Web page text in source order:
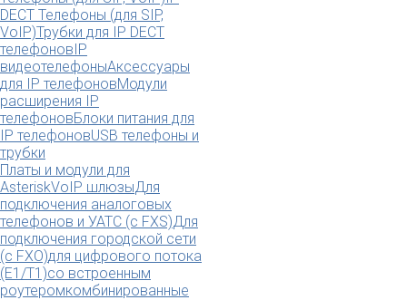
DECT Телефоны (для SIP,
VoIP)Трубки для IP DECT
телефоновIP
видеотелефоныАксессуары
для IP телефоновМодули
расширения IP
телефоновБлоки питания для
IP телефоновUSB телефоны и
трубки
Платы и модули для
AsteriskVoIP шлюзыДля
подключения аналоговых
телефонов и УАТС (с FXS)Для
подключения городской сети
(с FXO)для цифрового потока
(E1/T1)со встроенным
роутеромкомбинированные